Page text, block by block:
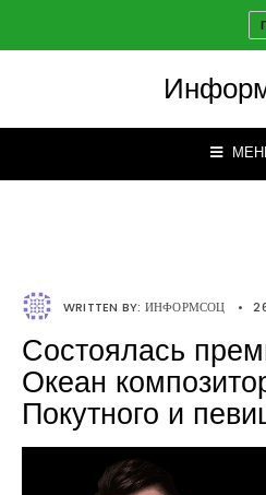
WRITTEN BY: ИНФОРМСОЦ •
Состоялась
Океан
Покутного и